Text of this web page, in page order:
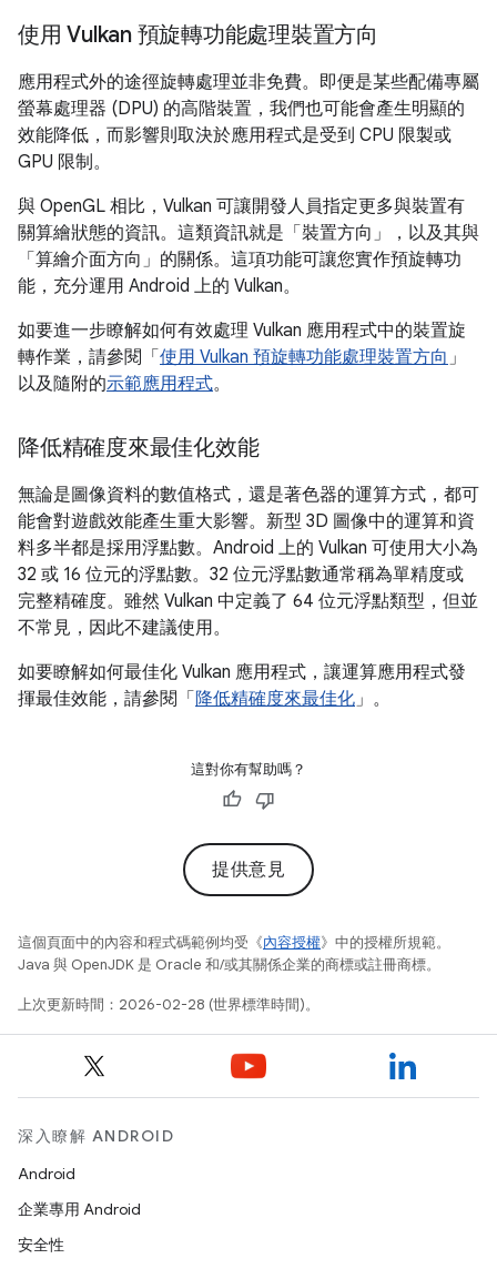
使用 Vulkan 預旋轉功能處理裝置方向
應用程式外的途徑旋轉處理並非免費。即便是某些配備專屬
螢幕處理器 (DPU) 的高階裝置，我們也可能會產生明顯的
效能降低，而影響則取決於應用程式是受到 CPU 限製或
GPU 限制。
與 OpenGL 相比，Vulkan 可讓開發人員指定更多與裝置有
關算繪狀態的資訊。這類資訊就是「裝置方向」
，以及其與
「算繪介面方向」 的關係。這項功能可讓您實作預旋轉功
能，充分運用 Android 上的 Vulkan。
如要進一步瞭解如何有效處理 Vulkan 應用程式中的裝置旋
轉作業，請參閱「 使用 Vulkan 預旋轉功能處理裝置方向 」
以及隨附的示範應用程式。
降低精確度來最佳化效能
無論是圖像資料的數值格式，還是著色器的運算方式，都可
能會對遊戲效能產生重大影響。新型 3D 圖像中的運算和資
料多半都是採用浮點數。Android 上的 Vulkan 可使用大小為
32 或 16 位元的浮點數。32 位元浮點數通常稱為單精度或
完整精確度。雖然 Vulkan 中定義了 64 位元浮點類型，但並
不常見，因此不建議使用。
如要瞭解如何最佳化 Vulkan 應用程式，讓運算應用程式發
揮最佳效能，請參閱「 降低精確度來最佳化」。
這對你有幫助嗎？
提供意見
這個頁面中的內容和程式碼範例均受《內容授權》中的授權所規範。
Java 與 OpenJDK 是 Oracle 和/或其關係企業的商標或註冊商標。
上次更新時間：2026-02-28 (世界標準時間)。
深入瞭解 ANDROID
Android
企業專用 Android
安全性